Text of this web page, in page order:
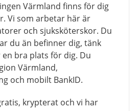
Värmland finns för dig
Vi som arbetar här är
och sjuksköterskor. Du
du än befinner dig, tänk
bra plats för dig. Du
Värmland,
och mobilt BankID.
krypterat och vi har